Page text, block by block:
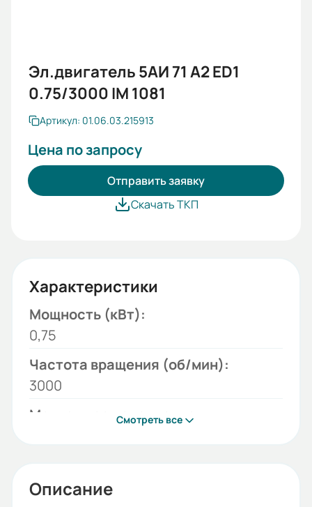
Эл.двигатель 5АИ 71 А2 ED1
0.75/3000 IM 1081
Артикул: 01.06.03.215913
Цена по запросу
Отправить заявку
Скачать ТКП
Характеристики
Мощность (кВт):
0,75
Частота вращения (об/мин):
3000
Монтажное исполнение:
220/380
Смотреть все
Описание